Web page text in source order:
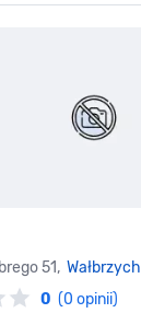
51, Wałbrzych
0 (0 opinii)